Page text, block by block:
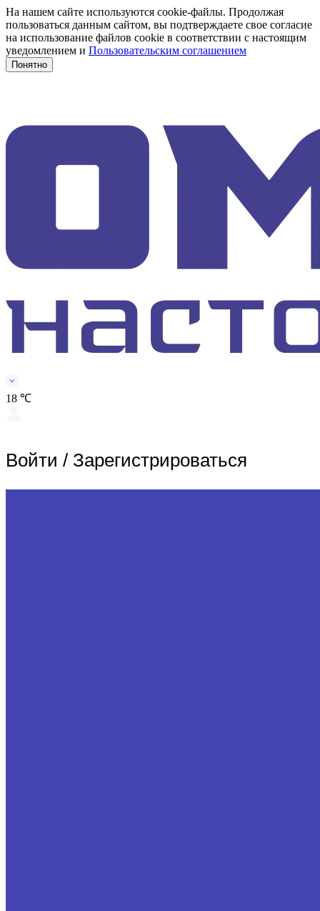
На нашем сайте используются cookie-файлы. Продолжая
пользоваться данным сайтом, вы подтверждаете свое согласие
на использование файлов cookie в соответствии с настоящим
уведомлением и Пользовательским соглашением
Понятно
18 ℃
Войти / Зарегистрироваться